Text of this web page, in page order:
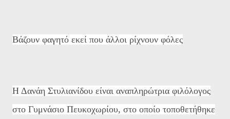
Βάζουν φαγητό εκεί που άλλοι ρίχνουν φόλες
Η Δανάη Στυλιανίδου είναι αναπληρώτρια φιλόλογος
στο Γυμνάσιο Πευκοχωρίου, στο οποίο τοποθετήθηκε